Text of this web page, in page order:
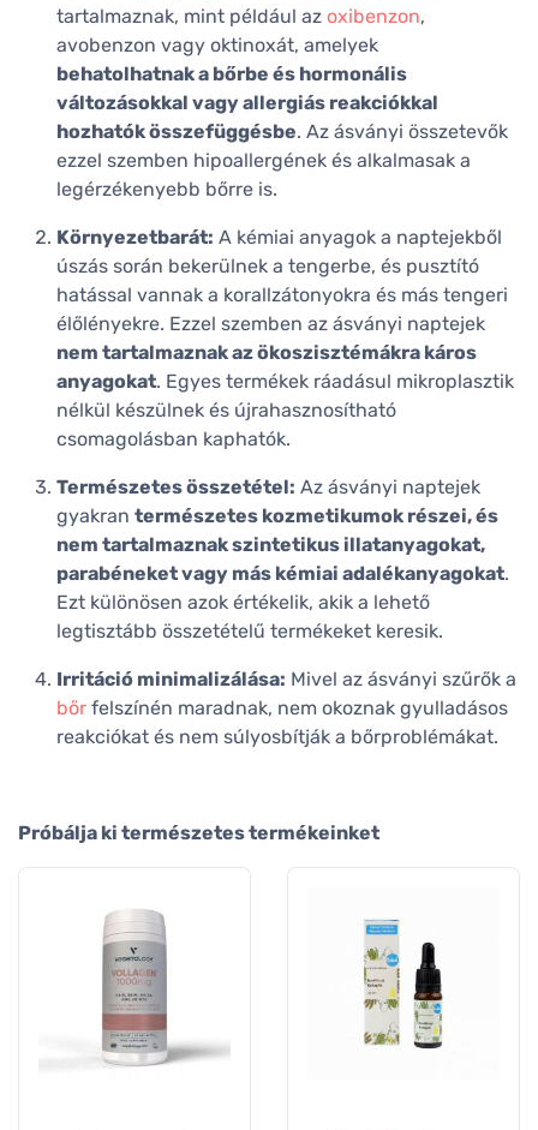
tartalmaznak, mint például az oxibenzon,
avobenzon vagy oktinoxát, amelyek
behatolhatnak a bőrbe és hormonális
változásokkal vagy allergiás reakciókkal
hozhatók összefüggésbe. Az ásványi összetevők
ezzel szemben hipoallergének és alkalmasak a
legérzékenyebb bőrre is.
Környezetbarát: A kémiai anyagok a naptejekből
úszás során bekerülnek a tengerbe, és pusztító
hatással vannak a korallzátonyokra és más tengeri
élőlényekre. Ezzel szemben az ásványi naptejek
nem tartalmaznak az ökoszisztémákra káros
anyagokat. Egyes termékek ráadásul mikroplasztik
nélkül készülnek és újrahasznosítható
csomagolásban kaphatók.
Természetes összetétel: Az ásványi naptejek
gyakran természetes kozmetikumok részei, és
nem tartalmaznak szintetikus illatanyagokat,
parabéneket vagy más kémiai adalékanyagokat.
Ezt különösen azok értékelik, akik a lehető
legtisztább összetételű termékeket keresik.
Irritáció minimalizálása: Mivel az ásványi szűrők a
bőr felszínén maradnak, nem okoznak gyulladásos
reakciókat és nem súlyosbítják a bőrproblémákat.
Próbálja ki természetes termékeinket